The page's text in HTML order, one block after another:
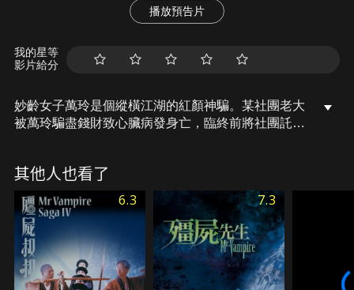
播放預告片
我的星等
影片給分
妙齡女子萬玲是個縱橫江湖的紅顏神騙。某社團老大
被萬玲騙盡錢財致心臟病發身亡，臨終前將社團託付
練槍法。兩人尾隨萬玲，伺機行動，而浩式卻在這一
過程中漸漸迷上萬玲……
其他人也看了
6.3 7.3